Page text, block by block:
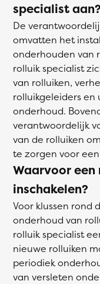
specialist aan?
De
omvatten het
onderhouden van
rolluik specialist
van rolluiken,
rolluikgeleiders
onderhoud.
verantwoordelijk
van de rolluiken
te zorgen voor
Waarvoor
inschakelen?
Voor klussen rond
onderhoud van
rolluik specialist
nieuwe rolluiken
periodiek
van versleten